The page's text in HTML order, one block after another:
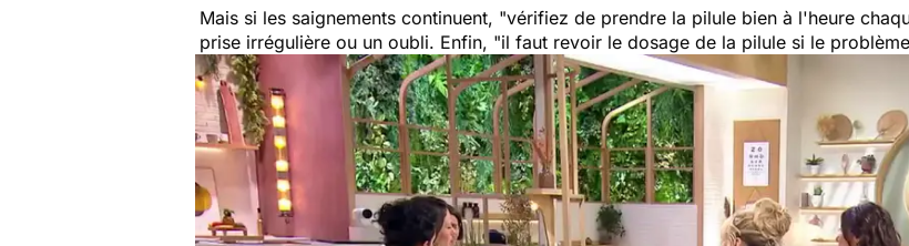
Mais si les saignements continuent, "vérifiez de prendre la pilule bien à l'heure
prise irrégulière ou un oubli. Enfin, "il faut revoir le dosage de la pilule si le